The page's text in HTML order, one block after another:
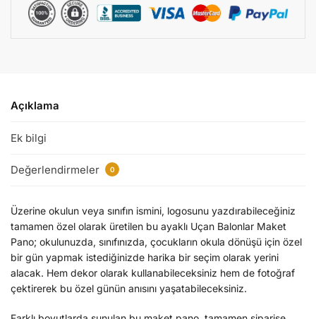
Açıklama
Ek bilgi
Değerlendirmeler 0
Üzerine okulun veya sınıfın ismini, logosunu yazdırabileceğiniz
tamamen özel olarak üretilen bu ayaklı Uçan Balonlar Maket
Pano; okulunuzda, sınıfınızda, çocukların okula dönüşü için özel
bir gün yapmak istediğinizde harika bir seçim olarak yerini
alacak. Hem dekor olarak kullanabileceksiniz hem de fotoğraf
çektirerek bu özel günün anısını yaşatabileceksiniz.